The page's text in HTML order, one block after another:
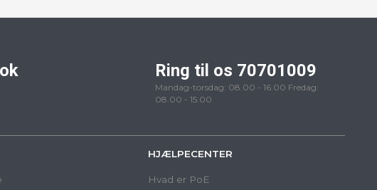
Ring til os 70701009
Mandag-torsdag: 08.00 - 16.00 Fredag:
08.00 - 15.00
HJÆLPECENTER
Hvad er PoE